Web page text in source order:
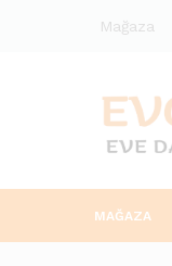
Mağaza
MAĞAZA